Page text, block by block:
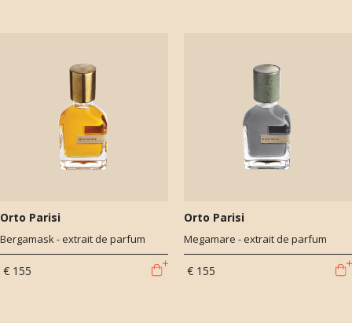
Orto Parisi
Bergamask - extrait de parfum
€ 155
Orto Parisi
Megamare - extrait de parfum
€ 155